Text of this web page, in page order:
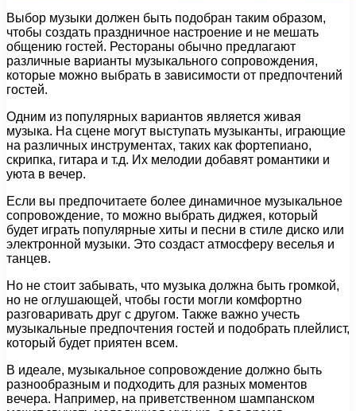
Выбор музыки должен быть подобран таким образом,
чтобы создать праздничное настроение и не мешать
общению гостей. Рестораны обычно предлагают
различные варианты музыкального сопровождения,
которые можно выбрать в зависимости от предпочтений
гостей.
Одним из популярных вариантов является живая
музыка. На сцене могут выступать музыканты, играющие
на различных инструментах, таких как фортепиано,
скрипка, гитара и т.д. Их мелодии добавят романтики и
уюта в вечер.
Если вы предпочитаете более динамичное музыкальное
сопровождение, то можно выбрать диджея, который
будет играть популярные хиты и песни в стиле диско или
электронной музыки. Это создаст атмосферу веселья и
танцев.
Но не стоит забывать, что музыка должна быть громкой,
но не оглушающей, чтобы гости могли комфортно
разговаривать друг с другом. Также важно учесть
музыкальные предпочтения гостей и подобрать плейлист,
который будет приятен всем.
В идеале, музыкальное сопровождение должно быть
разнообразным и подходить для разных моментов
вечера. Например, на приветственном шампанском